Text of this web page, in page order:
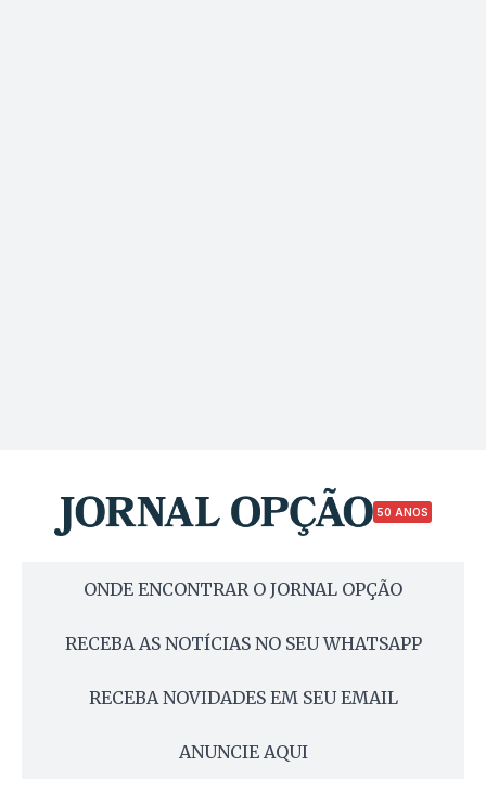
50 ANOS
ONDE ENCONTRAR O JORNAL OPÇÃO
RECEBA AS NOTÍCIAS NO SEU WHATSAPP
RECEBA NOVIDADES EM SEU EMAIL
ANUNCIE AQUI